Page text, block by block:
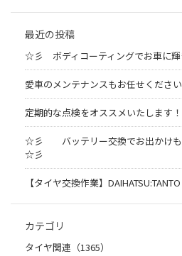
最近の投稿
☆彡 ボディコーティングでお車に
愛車のメンテナンスもお任せくださ
定期的な点検をオススメいたします！
☆彡 バッテリー交換でお出かけ
☆彡
【タイヤ交換作業】
カテゴリ
タイヤ関連（1365）